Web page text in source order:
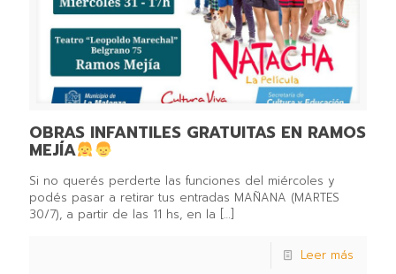
OBRAS INFANTILES GRATUITAS EN RAMOS
MEJÍA
Si no querés perderte las funciones del miércoles y
podés pasar a retirar tus entradas MAÑANA (MARTES
30/7), a partir de las 11 hs, en la […]
Leer más